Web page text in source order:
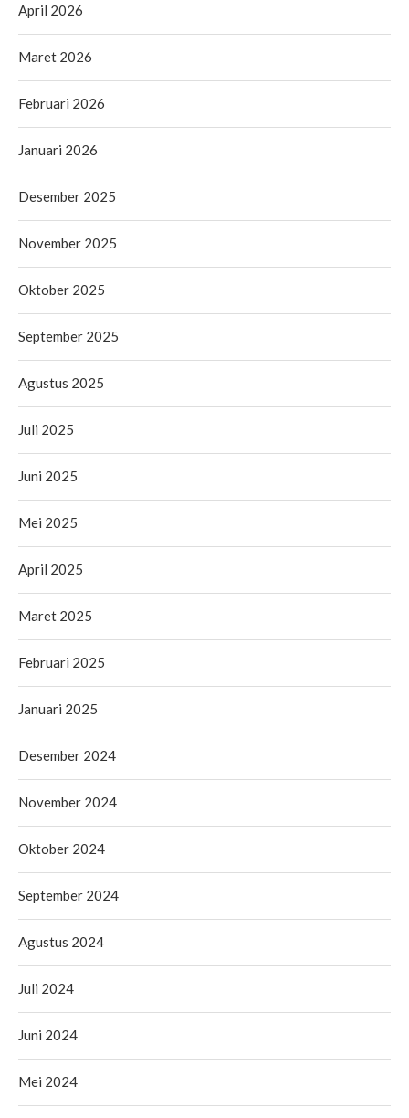
April 2026
Maret 2026
Februari 2026
Januari 2026
Desember 2025
November 2025
Oktober 2025
September 2025
Agustus 2025
Juli 2025
Juni 2025
Mei 2025
April 2025
Maret 2025
Februari 2025
Januari 2025
Desember 2024
November 2024
Oktober 2024
September 2024
Agustus 2024
Juli 2024
Juni 2024
Mei 2024